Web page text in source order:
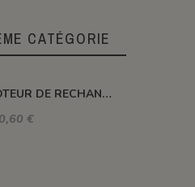
CATÉGORIE
MOTEUR DE RECHANGE 1 CV EN 220 V POUR TOUR WEELY
€